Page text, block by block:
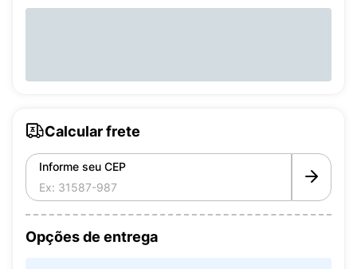
Calcular frete
Informe seu CEP
Opções de entrega